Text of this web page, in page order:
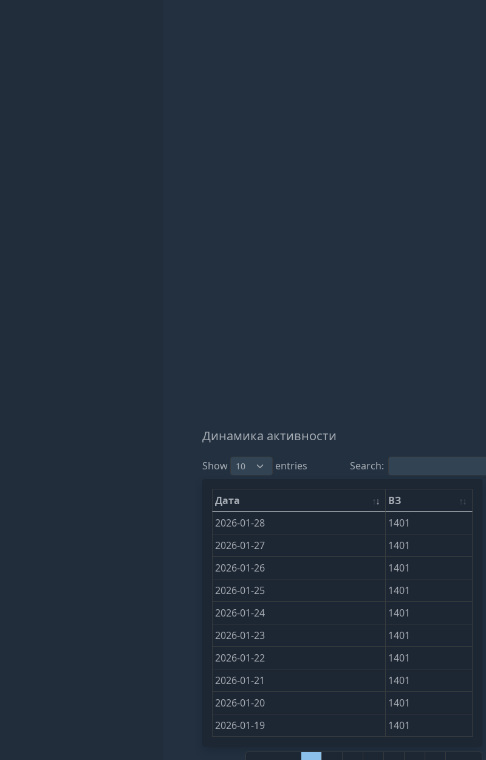
Динамика активности
Show entries Search:
Дата
ВЗ
2026-01-28
1401
2026-01-27
1401
2026-01-26
1401
2026-01-25
1401
2026-01-24
1401
2026-01-23
1401
2026-01-22
1401
2026-01-21
1401
2026-01-20
1401
2026-01-19
1401